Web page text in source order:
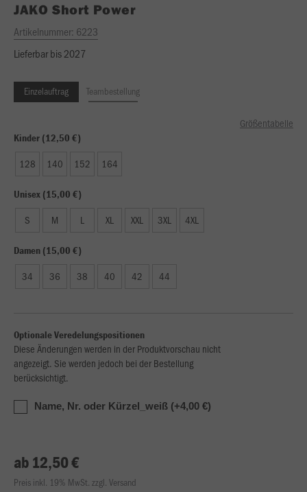
JAKO Short Power
Artikelnummer: 6223
Lieferbar bis 2027
Einzelauftrag Teambestellung
Größentabelle
Kinder (12,50 €)
128 140 152 164
Unisex (15,00 €)
S M L XL XXL 3XL 4XL
Damen (15,00 €)
34 36 38 40 42 44
Optionale Veredelungspositionen
Diese Änderungen werden in der Produktvorschau nicht
angezeigt. Sie werden jedoch bei der Bestellung
berücksichtigt.
Name, Nr. oder Kürzel_weiß (+4,00 €)
ab 12,50 €
Preis inkl. 19% MwSt. zzgl. Versand